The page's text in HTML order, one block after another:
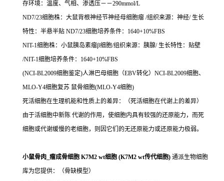
存环境：温度、气相、渗透压－－290mmol/L
ND7/23细胞株：大鼠背根神经节神经母细胞瘤 /组织来源：神经/ 生长
特性：半悬半贴 ND7/23细胞培养条件：1640+10%FBS
NIT-1细胞株：小鼠胰岛素瘤β细胞/组织来源：胰腺/ 生长特性：贴壁
/NIT-1细胞培养条件：1640+10%FBS
(NCI-BL2009细胞鉴定)人淋巴母细胞（EBV转化）NCI-BL2009细胞、
MLO-Y4细胞复苏 鼠骨细胞(MLO-Y4细胞)
死活细胞在生理机能和性质上的差异：（死活细胞在代谢上的差异）
由于活细胞中新陈 代谢的作用，使细胞内具有较强的还原能力，而死
细胞或代谢缓慢的老细胞，则因它们的无还原能力或还原能力极弱。
小鼠骨肉_瘤成骨细胞 K7M2 wt细胞 (K7M2 wt传代细胞) 通派生物细胞
库为您提供：（骨缺模型）